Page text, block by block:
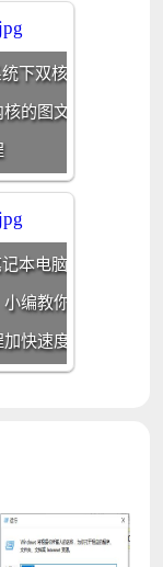
下双核
的图文
本电脑
编教你
快速度